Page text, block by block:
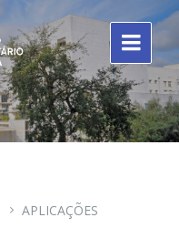
APLICAÇÕES